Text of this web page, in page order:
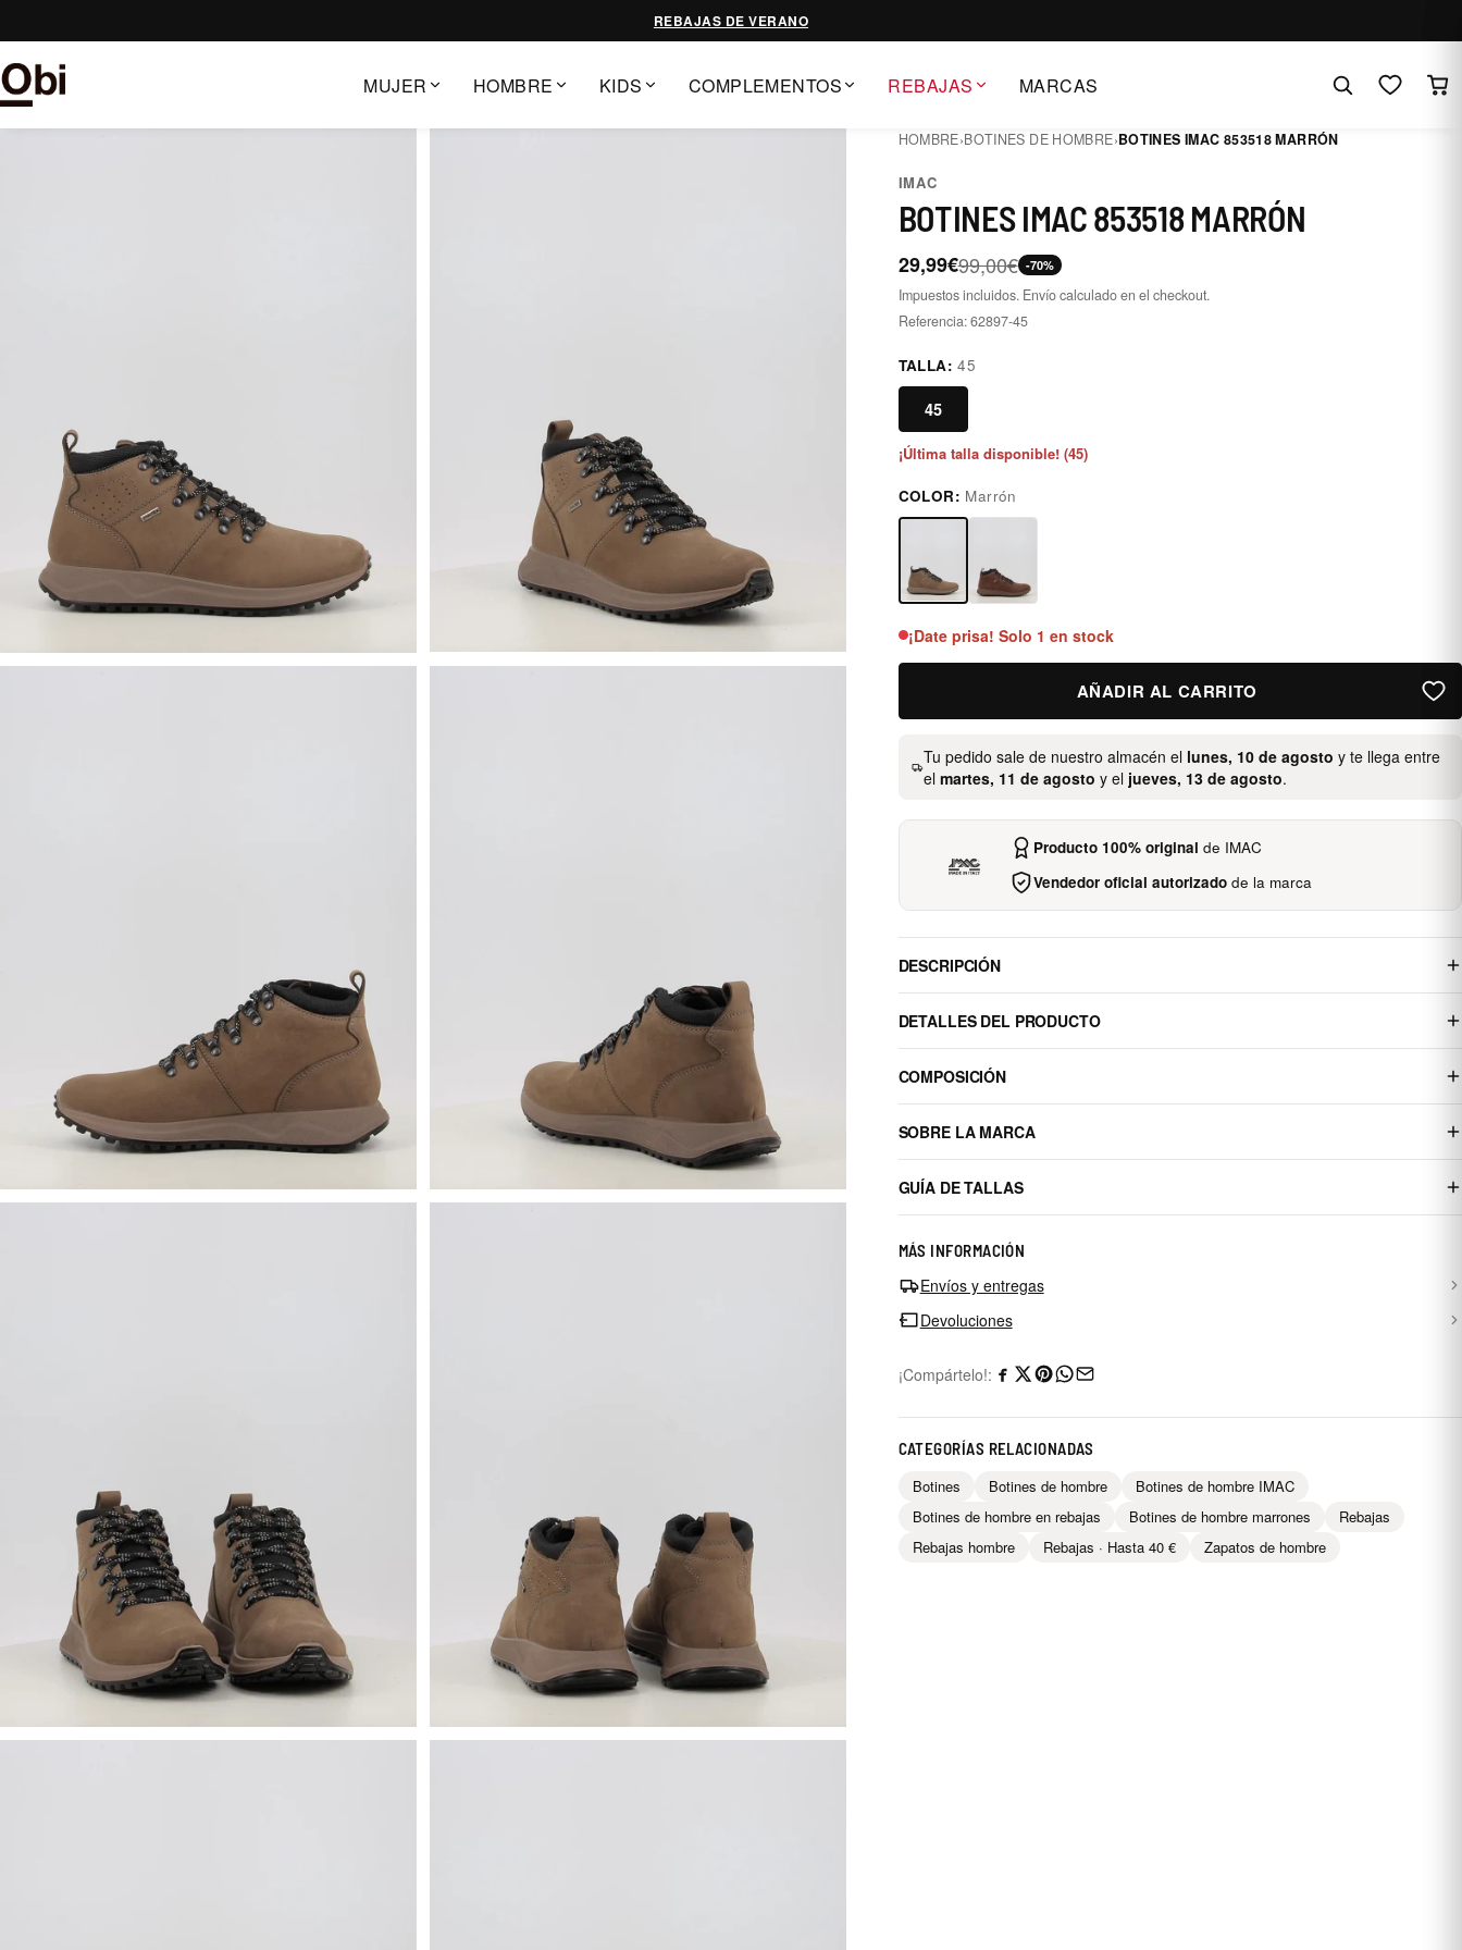
al
contenido
REBAJAS DE VERANO
MUJER HOMBRE KIDS COMPLEMENTOS REBAJAS MARCAS
HOMBRE›BOTINES DE HOMBRE›BOTINES IMAC 853518 MARRÓN
IMAC
BOTINES IMAC 853518 MARRÓN
29,99€99,00€ -70%
Impuestos incluidos. Envío calculado en el checkout.
Referencia:62897-45
TALLA:45
45
¡Última talla disponible! (45)
marrón
COLOR: Marrón
¡Date prisa! Solo 1 en stock
AÑADIR AL CARRITO
Tu pedido sale de nuestro almacén el lunes, 10 de agosto y te llega entre
elmartes, 11 de agosto y el jueves, 13 de agosto.
Producto 100% original de IMAC
Vendedor oficial autorizado de la marca
DESCRIPCIÓN
DETALLES DEL PRODUCTO
COMPOSICIÓN
SOBRE LA MARCA
GUÍA DE TALLAS
MÁS INFORMACIÓN
Envíos y entregas
Devoluciones
¡Compártelo!:
CATEGORÍAS RELACIONADAS
Botines Botines de hombre
Botines de hombre IMAC
Botines de hombre en rebajas
Botines de hombre marrones
Rebajas
Rebajas hombre
Rebajas · Hasta 40 € Zapatos de hombre